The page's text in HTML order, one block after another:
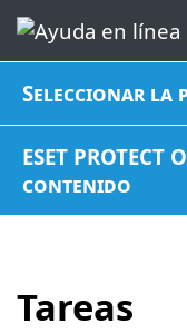
Seleccionar la
ESET PROTECT
contenido
Tareas